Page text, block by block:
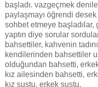
başladı. vazgeçmek
paylaşmayı öğrendi
sohbet etmeye başladılar,
yaptın diye sorular
bahsettiler, kahvenin
kendilerinden bahsettiler
olduğundan bahsetti,
kız ailesinden bahsetti,
kız sustu, erkek sustu.